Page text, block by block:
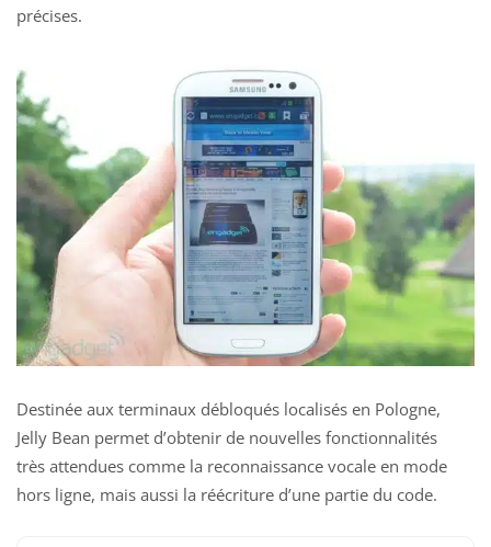
précises.
Destinée aux terminaux débloqués localisés en Pologne,
Jelly Bean permet d’obtenir de nouvelles fonctionnalités
très attendues comme la reconnaissance vocale en mode
hors ligne, mais aussi la réécriture d’une partie du code.